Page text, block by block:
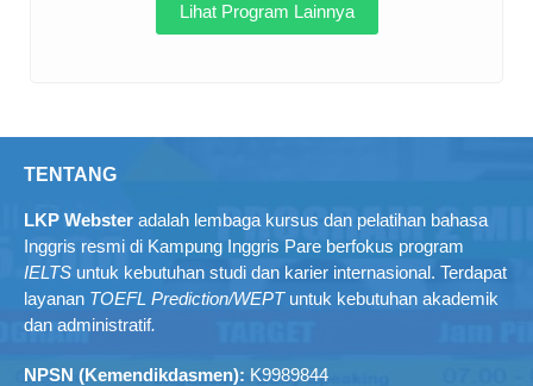
Lihat Program Lainnya
TENTANG
LKP Webster adalah lembaga kursus dan pelatihan bahasa
Inggris resmi di Kampung Inggris Pare berfokus program
IELTS untuk kebutuhan studi dan karier internasional. Terdapat
layanan TOEFL Prediction/WEPTuntuk kebutuhan akademik
dan administratif.
NPSN (Kemendikdasmen): K9989844